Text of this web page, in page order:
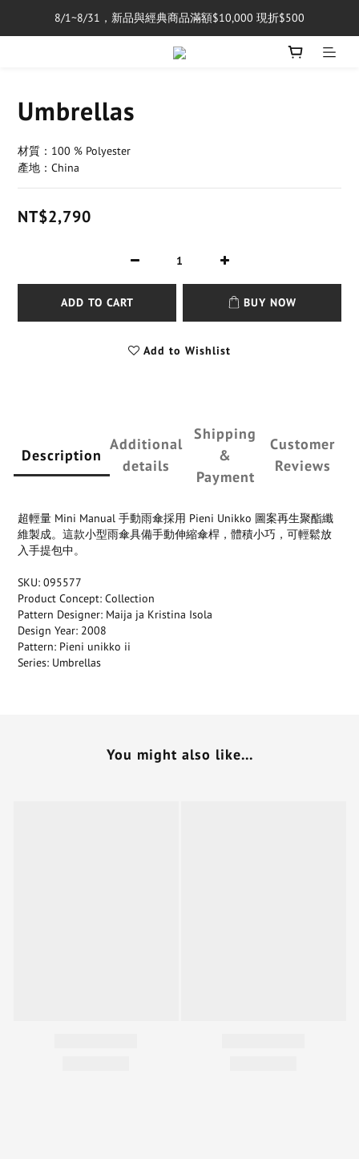
單筆消費滿$5,000享免運費
8/1~8/31，新品與經典商品滿額$10,000 現折$500
單筆消費滿$5,000享免運費
Umbrellas
材質：100 % Polyester
產地：China
NT$2,790
ADD TO CART BUY NOW
Add to Wishlist
Description
Additional
details
Shipping
&
Payment
Customer
Reviews
超輕量 Mini Manual 手動雨傘採用 Pieni Unikko 圖案再生聚酯纖
維製成。這款小型雨傘具備手動伸縮傘桿，體積小巧，可輕鬆放
入手提包中。
SKU: 095577
Product Concept: Collection
Pattern Designer: Maija ja Kristina Isola
Design Year: 2008
Pattern: Pieni unikko ii
Series: Umbrellas
You might also like...